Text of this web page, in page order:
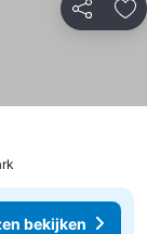
Delen
bekijken